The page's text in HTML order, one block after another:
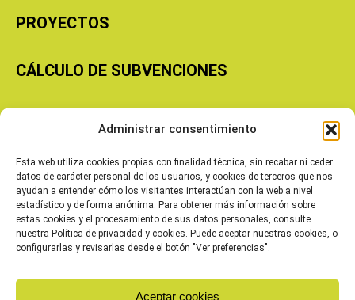
Administrar consentimiento
Esta web utiliza cookies propias con finalidad técnica, sin recabar ni ceder
datos de carácter personal de los usuarios, y cookies de terceros que nos
ayudan a entender cómo los visitantes interactúan con la web a nivel
estadístico y de forma anónima. Para obtener más información sobre
estas cookies y el procesamiento de sus datos personales, consulte
nuestra Política de privacidad y cookies. Puede aceptar nuestras cookies, o
configurarlas y revisarlas desde el botón "Ver preferencias".
Aceptar cookies
PROYECTOS
CÁLCULO DE SUBVENCIONES